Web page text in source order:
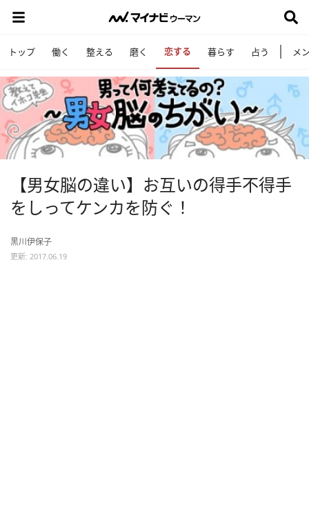
トップ 働く 整える 磨く 恋する 暮らす 占う メ
【男女脳の違い】お互いの得手不得手
をしってケンカを防ぐ！
黒川伊保子
更新: 2017.06.19